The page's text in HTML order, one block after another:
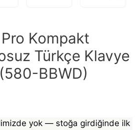
Kompakt
Türkçe Klavye
BBWD)
yok — stoğa girdiğinde ilk